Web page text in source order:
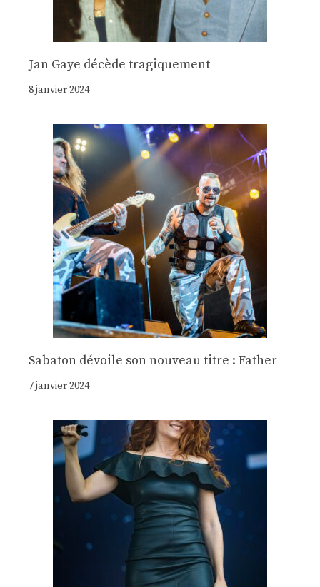
Jan Gaye décède tragiquement
8 janvier 2024
Sabaton dévoile son nouveau titre : Father
7 janvier 2024